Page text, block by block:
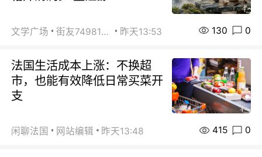
文学广场 街友74981146 昨天13:53 130 0
法国生活成本上涨：不换超
市，也能有效降低日常买菜开
支
闲聊法国 网站编辑 昨天13:48 415 0